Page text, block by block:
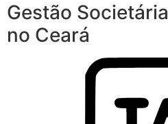
Gestão Societária
no Ceará